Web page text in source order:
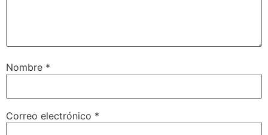
Nombre *
Correo electrónico *